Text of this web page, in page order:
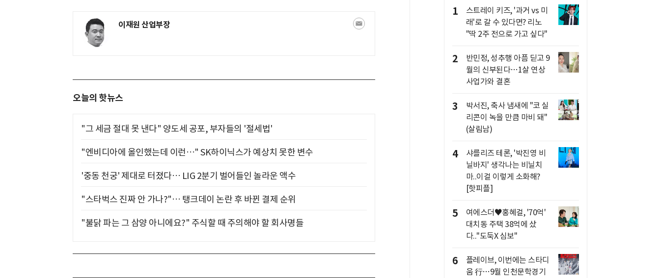
이재원 산업부장
오늘의 핫뉴스
"그 세금 절대 못 낸다" 양도세 공포, 부자들의 '절세법'
"엔비디아에 올인했는데 이런…" SK하이닉스가 예상치 못한 변수
'중동 천궁' 제대로 터졌다… LIG 2분기 벌어들인 놀라운 액수
"스타벅스 진짜 안 가나?"… 탱크데이 논란 후 바뀐 결제 순위
"불닭 파는 그 삼양 아니에요?" 주식할 때 주의해야 할 회사명들
1
스트레이 키즈, '과거 vs 미
래'로 갈 수 있다면? 리노
"딱 2주 전으로 가고 싶다"
2
반민정, 성추행 아픔 딛고 9
월의 신부된다…1살 연상
사업가와 결혼
3
박서진, 축사 냄새에 "코 실
리콘이 녹을 만큼 마비 돼"
(살림남)
4
샤를리즈 테론, '박진영 비
닐바지' 생각나는 비닐치
마..이걸 이렇게 소화해?
[핫피플]
5
여에스더♥홍혜걸, '70억'
대치동 주택 38억에 샀
다.."도둑X 심보"
6
플레이브, 이번에는 스타디
움 行…9월 인천문학경기